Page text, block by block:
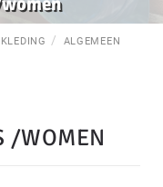
ALGEMEEN
/WOMEN